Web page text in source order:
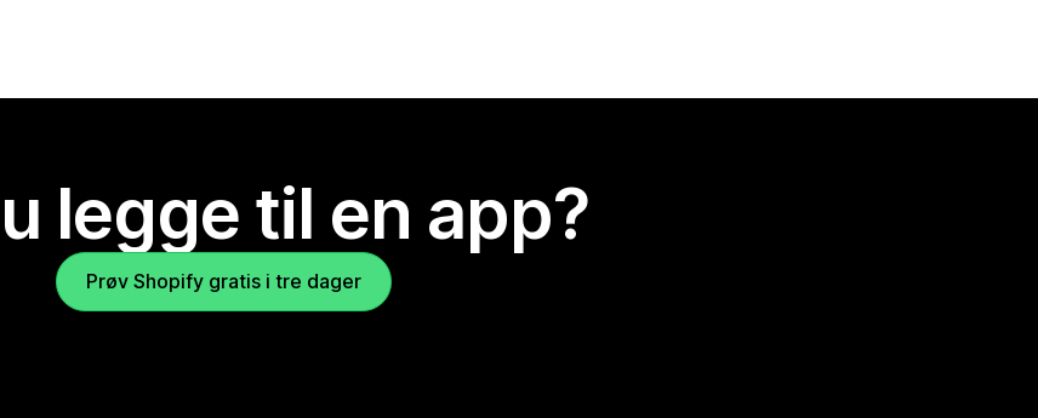
legge til en app?
Prøv Shopify gratis i tre dager